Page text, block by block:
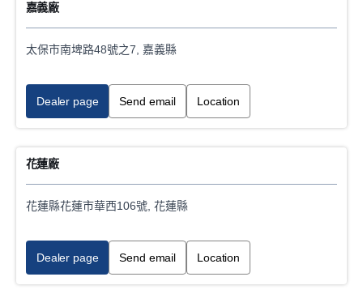
Locations
Internal
Category
Bus service
Digital tachograph legal inspection
嘉義廠
太保市南埤路48號之7, 嘉義縣
Dealer page Send email Location
花蓮廠
花蓮縣花蓮市華西106號, 花蓮縣
Dealer page Send email Location